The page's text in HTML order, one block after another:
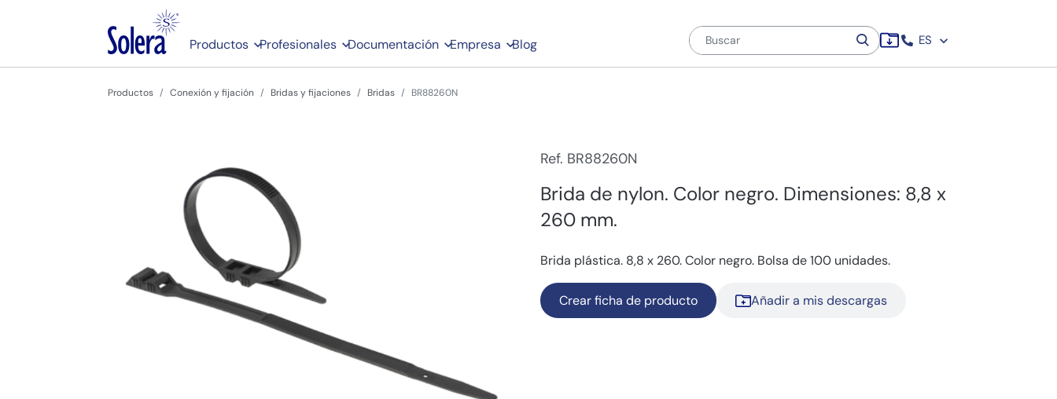
Productos Profesionales Documentación Empresa Blog ES
Productos Conexión y fijación Bridas y fijaciones Bridas BR88260N
Ref. BR88260N
Brida de nylon. Color negro. Dimensiones: 8,8 x
260 mm.
Brida plástica. 8,8 x 260. Color negro. Bolsa de 100 unidades.
Crear ficha de producto Añadir a mis descargas